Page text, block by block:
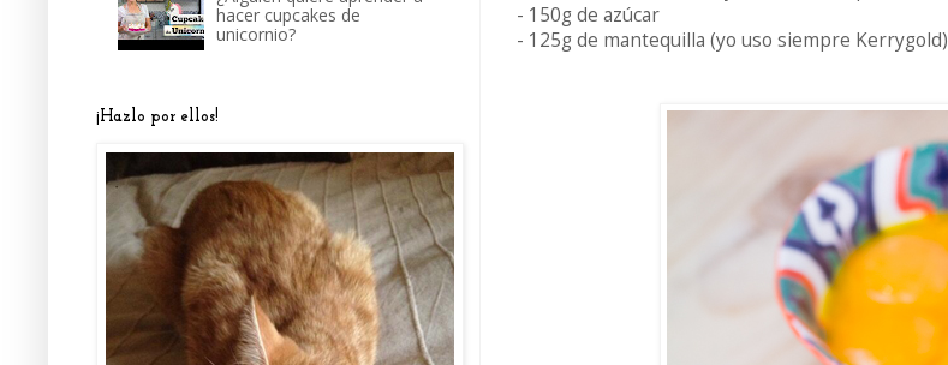
- 150g de azúcar
- 125g de mantequilla (yo uso siempre Kerrygold)
hacer cupcakes de
unicornio?
¡Hazlo por ellos!